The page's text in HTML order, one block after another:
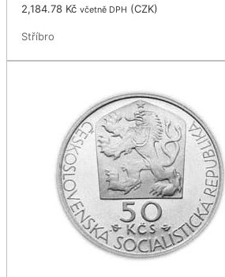
2,184.78 Kč včetně DPH (CZK)
Stříbro